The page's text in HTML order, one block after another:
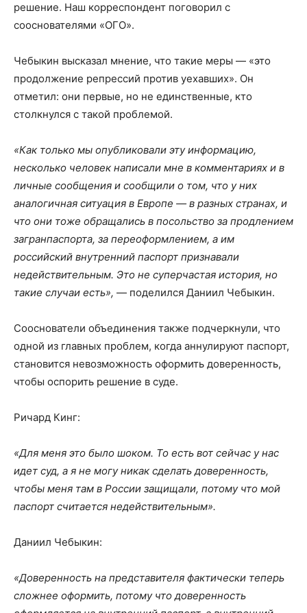
решение. Наш корреспондент поговорил с
сооснователями «ОГО».
Чебыкин высказал мнение, что такие меры — «это
продолжение репрессий против уехавших». Он
отметил: они первые, но не единственные, кто
столкнулся с такой проблемой.
«Как только мы опубликовали эту информацию,
несколько человек написали мне в комментариях и в
личные сообщения и сообщили о том, что у них
аналогичная ситуация в Европе — в разных странах, и
что они тоже обращались в посольство за продлением
загранпаспорта, за переоформлением, а им
российский внутренний паспорт признавали
недействительным. Это не суперчастая история, но
такие случаи есть», — поделился Даниил Чебыкин.
Сооснователи объединения также подчеркнули, что
одной из главных проблем, когда аннулируют паспорт,
становится невозможность оформить доверенность,
чтобы оспорить решение в суде.
Ричард Кинг:
«Для меня это было шоком. То есть вот сейчас у нас
идет суд, а я не могу никак сделать доверенность,
чтобы меня там в России защищали, потому что мой
паспорт считается недействительным».
Даниил Чебыкин:
«Доверенность на представителя фактически теперь
сложнее оформить, потому что доверенность